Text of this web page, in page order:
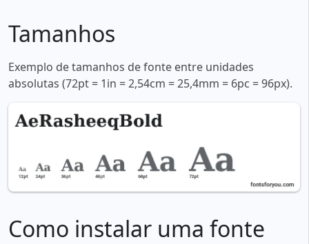
Tamanhos
Exemplo de tamanhos de fonte entre unidades
absolutas (72pt = 1in = 2,54cm = 25,4mm = 6pc = 96px).
Como instalar uma fonte